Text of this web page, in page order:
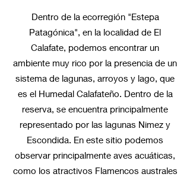
Dentro de la ecorregión "Estepa
Patagónica", en la localidad de El
Calafate, podemos encontrar un
ambiente muy rico por la presencia de un
sistema de lagunas, arroyos y lago, que
es el Humedal Calafateño. Dentro de la
reserva, se encuentra principalmente
representado por las lagunas Nimez y
Escondida. En este sitio podemos
observar principalmente aves acuáticas,
como los atractivos Flamencos australes